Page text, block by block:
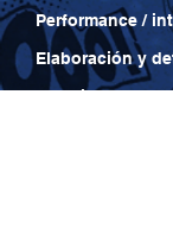
Performance /
Elaboración y
Parecido con el